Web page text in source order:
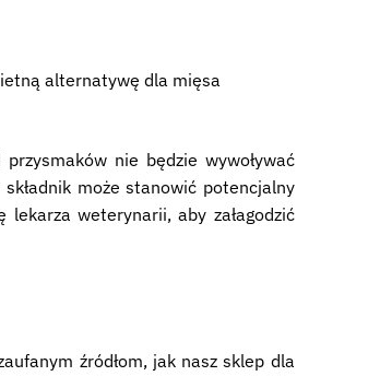
alternatywę dla mięsa
nie będzie wywoływać
może stanowić potencjalny
weterynarii, aby załagodzić
źródłom, jak nasz sklep dla